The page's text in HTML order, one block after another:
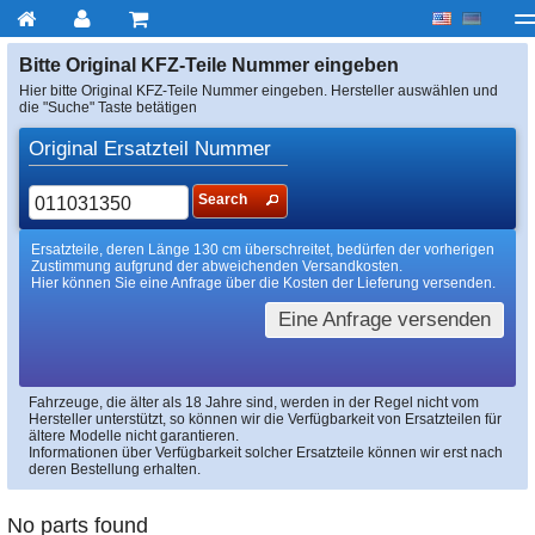
My account zur Kasse Über uns
Bitte Original KFZ-Teile Nummer eingeben
Hier bitte Original KFZ-Teile Nummer eingeben. Hersteller auswählen und
die "Suche" Taste betätigen
Original Ersatzteil Nummer
Search
Ersatzteile, deren Länge 130 cm überschreitet, bedürfen der vorherigen
Zustimmung aufgrund der abweichenden Versandkosten.
Hier können Sie eine Anfrage über die Kosten der Lieferung versenden.
Eine Anfrage versenden
Fahrzeuge, die älter als 18 Jahre sind, werden in der Regel nicht vom
Hersteller unterstützt, so können wir die Verfügbarkeit von Ersatzteilen für
ältere Modelle nicht garantieren.
Informationen über Verfügbarkeit solcher Ersatzteile können wir erst nach
deren Bestellung erhalten.
No parts found